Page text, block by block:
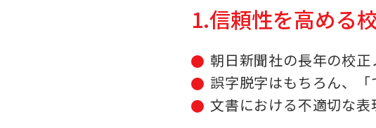
1.信頼性を高める
朝日新聞社の長年の校
誤字脱字はもちろん、
文書における不適切な